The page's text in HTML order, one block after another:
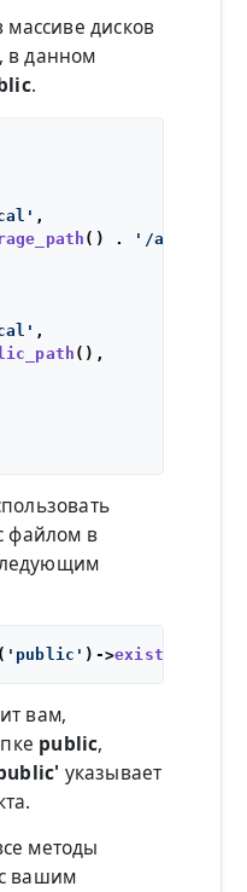
массиве дисков
в данном
.
,
() . '/app'
,
(),
файлом в
( 'public' )->exists
вам,
public,
указывает
методы
вашим